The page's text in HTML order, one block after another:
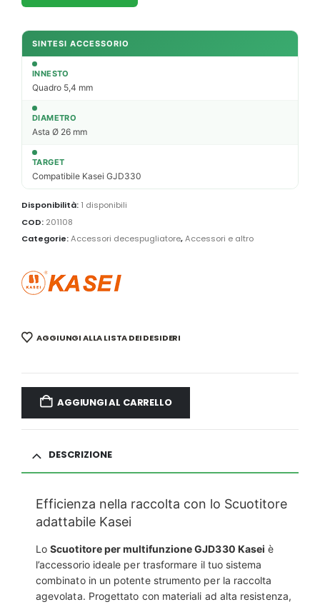
SINTESI ACCESSORIO
INNESTO
Quadro 5,4 mm
DIAMETRO
Asta Ø 26 mm
TARGET
Compatibile Kasei GJD330
Disponibilità: 1 disponibili
COD: 201108
Categorie:Accessori decespugliatore,Accessori e altro
AGGIUNGI ALLA LISTA DEI DESIDERI
AGGIUNGI AL CARRELLO
DESCRIZIONE
Efficienza nella raccolta con lo Scuotitore
adattabile Kasei
LoScuotitore per multifunzione GJD330 Kasei è
l’accessorio ideale per trasformare il tuo sistema
combinato in un potente strumento per la raccolta
agevolata. Progettato con materiali ad alta resistenza,